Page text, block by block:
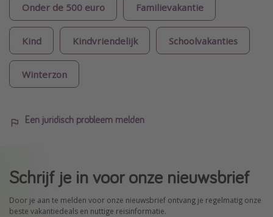
Onder de 500 euro Familievakantie
Kind Kindvriendelijk Schoolvakanties
Winterzon
Een juridisch probleem melden
Schrijf je in voor onze nieuwsbrief
Door je aan te melden voor onze nieuwsbrief ontvang je regelmatig onze
beste vakantiedeals en nuttige reisinformatie.